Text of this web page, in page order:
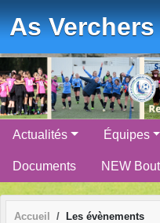
As
Actualités Équipes
Documents NEW
Accueil Les évènements